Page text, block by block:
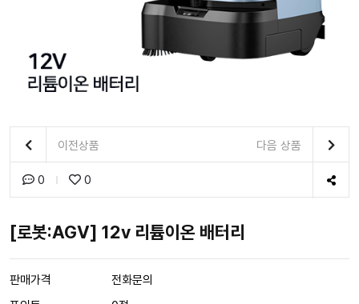
이전상품 다음 상품
0 0
[로봇:AGV] 12v 리튬이온 배터리
판매가격
전화문의